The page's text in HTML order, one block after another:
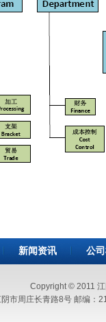
新闻资讯 公
Copyright © 2011
阴市周庄长青路8号 邮编